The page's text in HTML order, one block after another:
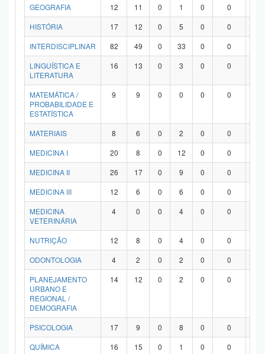
GEOGRAFIA
12 11 0 1 0 0
HISTÓRIA
17 12 0 5 0 0
INTERDISCIPLINAR
82 49 0 33 0 0
LINGUÍSTICA E
LITERATURA
16 13 0 3 0 0
MATEMÁTICA /
PROBABILIDADE E
ESTATÍSTICA
9 9 0 0 0 0
MATERIAIS 8 6 0 2 0 0
MEDICINA I
20 8 0 12 0 0
MEDICINA II
26 17 0 9 0 0
MEDICINA III
12 6 0 6 0 0
MEDICINA
VETERINÁRIA
4 0 0 4 0 0
NUTRIÇÃO 12 8 0 4 0 0
ODONTOLOGIA
4 2 0 2 0 0
PLANEJAMENTO
URBANO E
REGIONAL /
DEMOGRAFIA
14 12 0 2 0 0
PSICOLOGIA 17 9 0 8 0 0
QUÍMICA
16 15 0 1 0 0